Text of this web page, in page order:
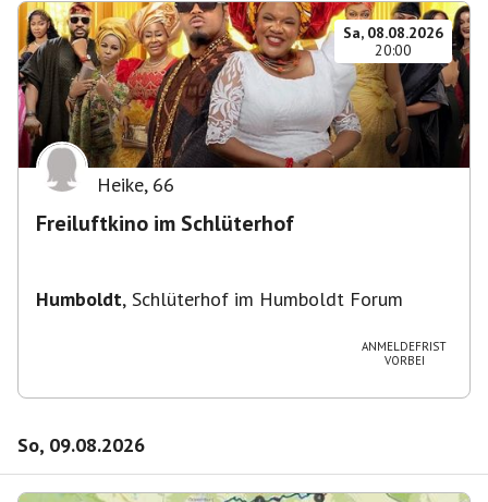
Sa, 08.08.2026
20:00
Heike, 66
Freiluftkino im Schlüterhof
Humboldt, Schlüterhof im Humboldt Forum
ANMELDEFRIST
VORBEI
So, 09.08.2026